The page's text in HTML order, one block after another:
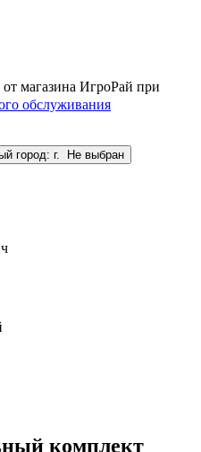
от магазина ИгроРай при
обслуживания
город: г.
Не выбран
комплект